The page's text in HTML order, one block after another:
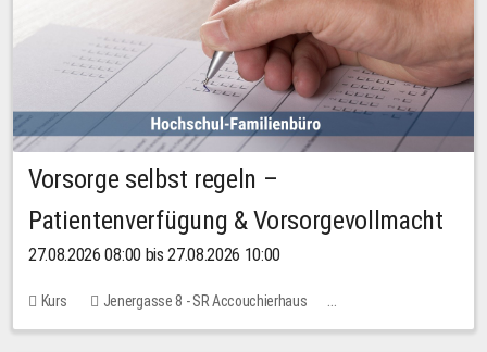
Vorsorge selbst regeln –
Patientenverfügung & Vorsorgevollmacht
27.08.2026 08:00 bis 27.08.2026 10:00
Kurs
Jenergasse 8 - SR Accouchierhaus
Keine freien Plätze